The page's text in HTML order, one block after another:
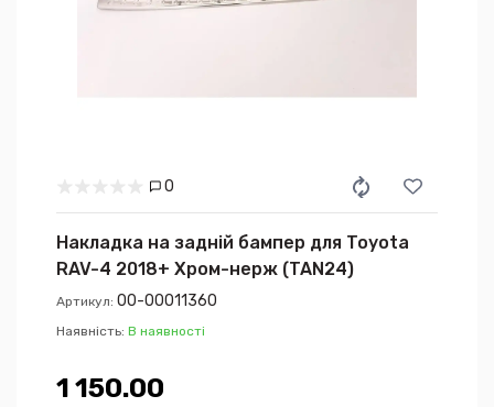
0
Накладка на задній бампер для Toyota
RAV-4 2018+ Хром-нерж (TAN24)
Артикул: 00-00011360
Наявність: В наявності
1 150.00₴